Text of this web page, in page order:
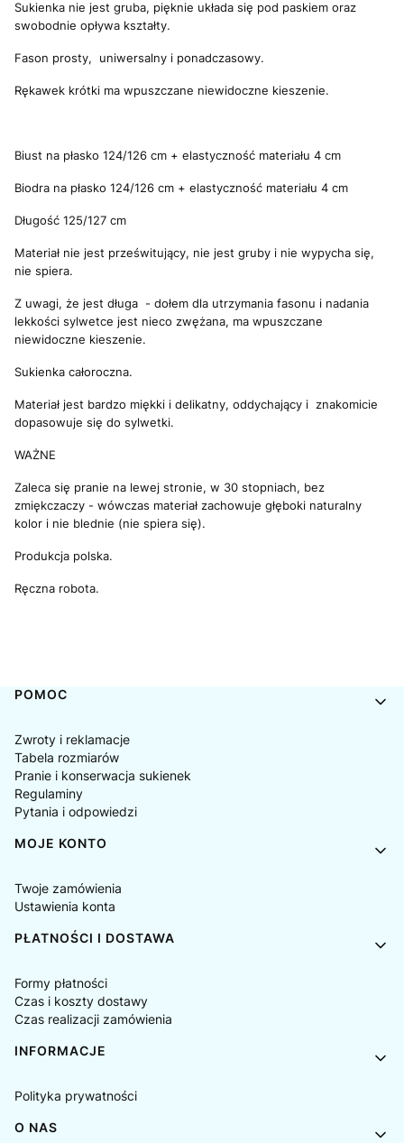
Sukienka nie jest gruba, pięknie układa się pod paskiem oraz
swobodnie opływa kształty.
Fason prosty, uniwersalny i ponadczasowy.
Rękawek krótki ma wpuszczane niewidoczne kieszenie.
Biust na płasko 124/126 cm + elastyczność materiału 4 cm
Biodra na płasko 124/126 cm + elastyczność materiału 4 cm
Długość 125/127 cm
Materiał nie jest prześwitujący, nie jest gruby i nie wypycha się,
nie spiera.
Z uwagi, że jest długa - dołem dla utrzymania fasonu i nadania
lekkości sylwetce jest nieco zwężana, ma wpuszczane
niewidoczne kieszenie.
Sukienka całoroczna.
Materiał jest bardzo miękki i delikatny, oddychający i znakomicie
dopasowuje się do sylwetki.
WAŻNE
Zaleca się pranie na lewej stronie, w 30 stopniach, bez
zmiękczaczy - wówczas materiał zachowuje głęboki naturalny
kolor i nie blednie (nie spiera się).
Produkcja polska.
Ręczna robota.
Linki w stopce
POMOC
Zwroty i reklamacje
Tabela rozmiarów
Pranie i konserwacja sukienek
Regulaminy
Pytania i odpowiedzi
MOJE KONTO
Twoje zamówienia
Ustawienia konta
PŁATNOŚCI I DOSTAWA
Formy płatności
Czas i koszty dostawy
Czas realizacji zamówienia
INFORMACJE
Polityka prywatności
O NAS